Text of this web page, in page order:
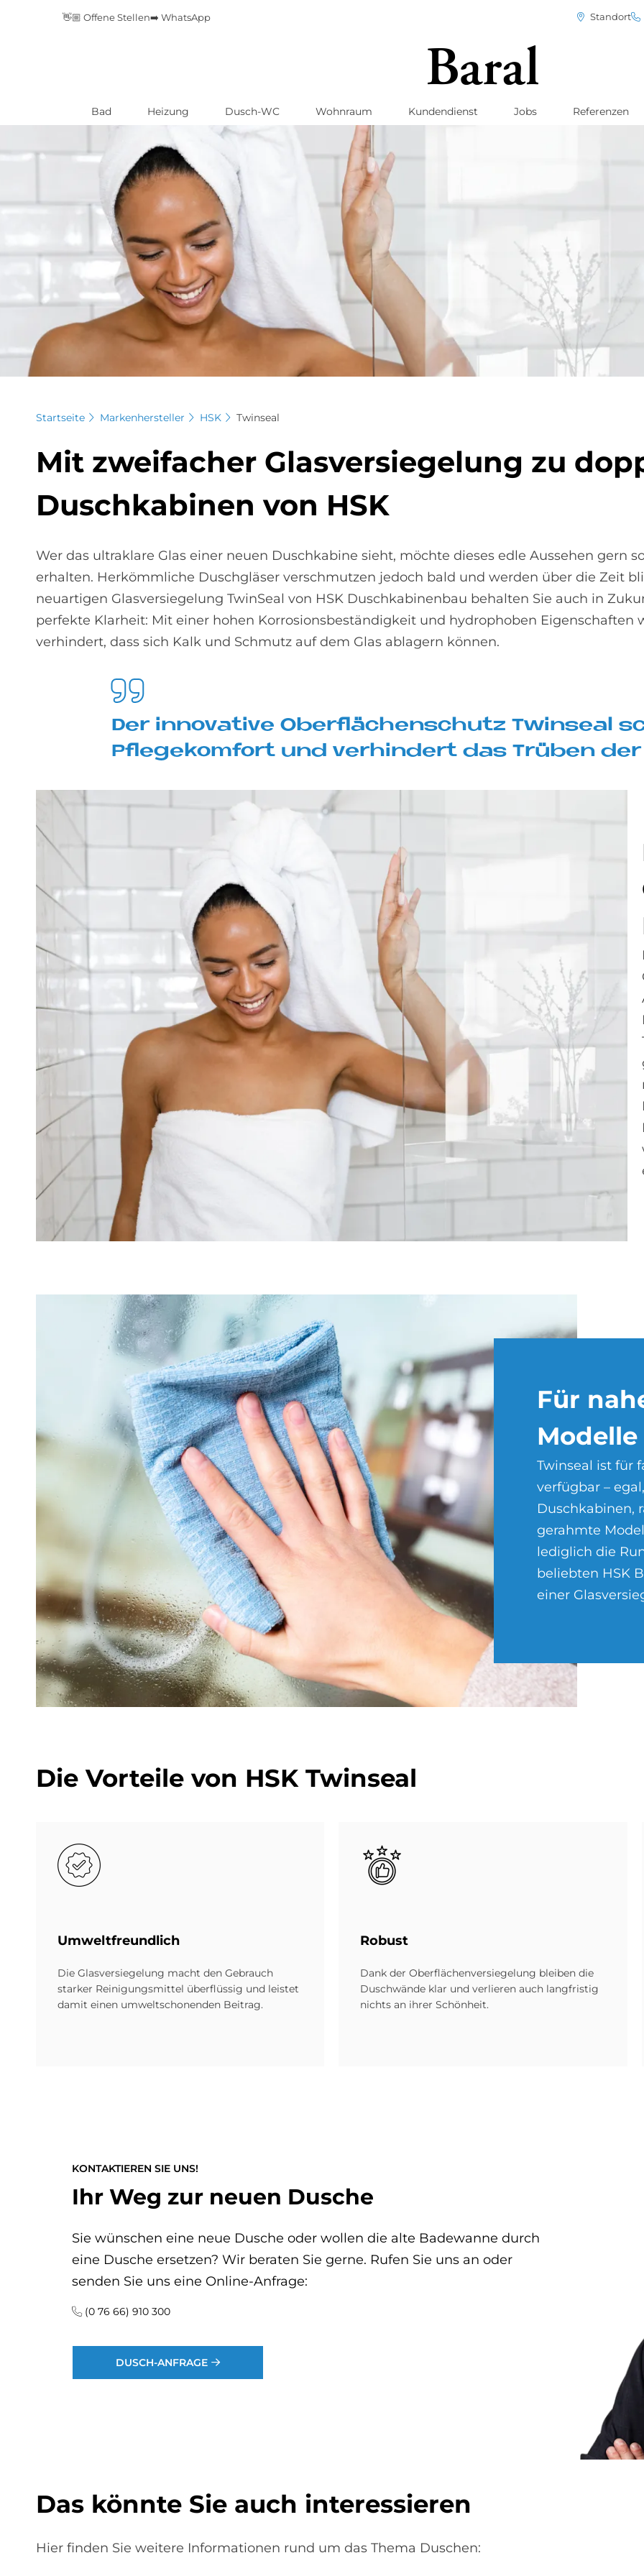
👋🏼 Offene Stellen➡️ WhatsApp Standort
Bad Heizung Dusch-WC Wohnraum Kundendienst Jobs Referenzen
Startseite Markenhersteller HSK Twinseal
Mit zwei­fa­cher Glas­ver­sie­ge­lung zu
Dusch­ka­bi­nen von HSK
Wer das ultraklare Glas einer neuen Duschkabine sieht, möchte dieses edle Aussehen gern
erhalten. Herkömmliche Duschgläser verschmutzen jedoch bald und werden über die Zeit
neuartigen Glasversiegelung TwinSeal von HSK Duschkabinenbau behalten Sie auch in
perfekte Klarheit: Mit einer hohen Korrosionsbeständigkeit und hydrophoben Eigenschaften
verhindert, dass sich Kalk und Schmutz auf dem Glas ablagern können.
Der in­no­va­ti­ve Ober­flä­chen­schu­tz Twin­se­al
Pfle­ge­kom­fort und ver­hin­dert das Trü­ben
Für
Twinseal ist für
verfügbar –
Duschkabinen,
gerahmte
lediglich die
beliebten HSK
einer
Die Vor­teile von HSK Twin­se­al
Bild
Um­welt­freund­lich
Die Glasversiegelung macht den Gebrauch
starker Reinigungsmittel überflüssig und leistet
damit einen umweltschonenden Beitrag.
Bild
Ro­bust
Dank der Oberflächenversiegelung bleiben die
Duschwände klar und verlieren auch langfristig
nichts an ihrer Schönheit.
KONTAKTIEREN SIE UNS!
Ihr Weg zur neuen Dusche
Sie wünschen eine neue Dusche oder wollen die alte Badewanne durch
eine Dusche ersetzen? Wir beraten Sie gerne. Rufen Sie uns an oder
senden Sie uns eine Online-Anfrage:
(0 76 66) 910 300
DUSCH-ANFRAGE
Das könnte Sie auch interessieren
Hier finden Sie weitere Informationen rund um das Thema Duschen: